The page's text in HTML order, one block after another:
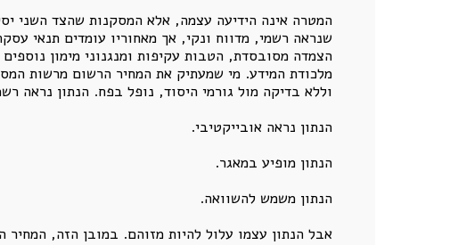
המטרה אינה הידיעה עצמה, אלא המסקנות שהצד השני
הצמדה מסובסדת, הטבות עקיפות ומנגנוני מימון
מלכודת המידע. מי שמעתיק את המחיר הרשום מרשות
וללא בדיקה מול גורמי היסוד, נופל בפח. הנתון נראה
הנתון נראה אובייקטיבי.
הנתון מופיע במאגר.
הנתון משמש להשוואה.
אבל הנתון עצמו עלול להיות מזוהם. במובן הזה, המחיר